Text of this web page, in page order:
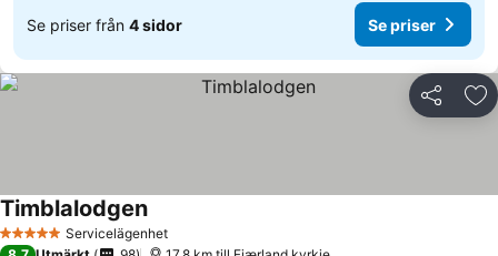
Se priser från 4 sidor Se priser
Dela
5 Stjärnor Servicelägenhet
Timblalodgen